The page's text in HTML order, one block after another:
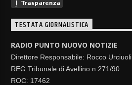
TESTATA GIORNALISTICA
RADIO PUNTO NUOVO NOTIZIE
Direttore Responsabile: Rocco Urciuoli
REG Tribunale di Avellino n.271/90
ROC: 17462